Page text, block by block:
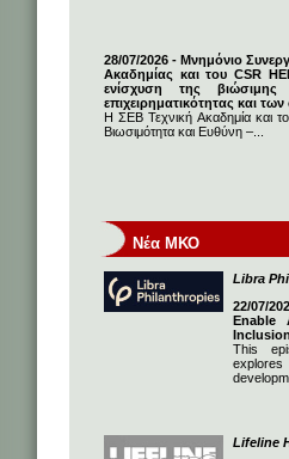
28/07/2026 - Μνημόνιο
Ακαδημίας και του CSR
ενίσχυση της βιώσιμης
επιχειρηματικότητας και
Η ΣΕΒ Τεχνική Ακαδημία και το
Βιωσιμότητα και Ευθύνη –...
Νέα ΜΚΟ
Libra
22/07/
Enable
This
Lifeline